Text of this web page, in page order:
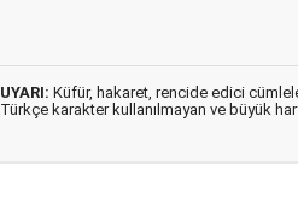
UYARI: Küfür, hakaret, rencide edici
Türkçe karakter kullanılmayan ve büyük